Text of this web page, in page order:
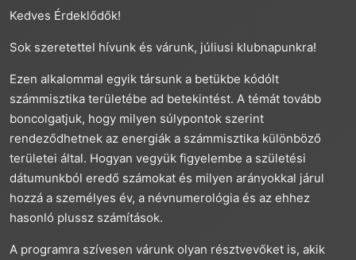
Kedves Érdeklődők!
Sok szeretettel hívunk és várunk, júliusi klubnapunkra!
Ezen alkalommal egyik társunk a betükbe kódólt
számmisztika területébe ad betekintést. A témát tovább
boncolgatjuk, hogy milyen súlypontok szerint
rendeződhetnek az energiák a számmisztika különböző
területei által. Hogyan vegyük figyelembe a születési
dátumunkból eredő számokat és milyen arányokkal járul
hozzá a személyes év, a névnumerológia és az ehhez
hasonló plussz számítások.
A programra szívesen várunk olyan résztvevőket is, akik